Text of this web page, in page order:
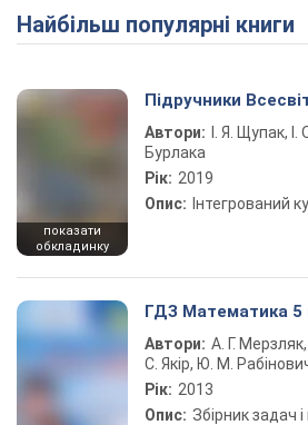
Найбільш популярні книги
показати
обкладинку
Підручники
Автори:
І. Я. Щупак,
Бурлака
Рік: 2019
Опис: Інтегрований
ГДЗ Математика 5
Автори: А. Г.
С. Якір, Ю. М.
Рік: 2013
Опис: Збірник задач